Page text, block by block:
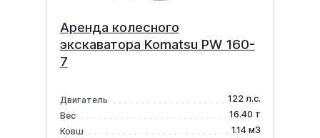
Аренда колесного
экскаватора Komatsu PW 160-
7
Двигатель
122 л.с.
Вес
16.40 т
Ковш
1.14 м3